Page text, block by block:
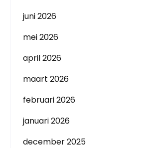
juni 2026
mei 2026
april 2026
maart 2026
februari 2026
januari 2026
december 2025